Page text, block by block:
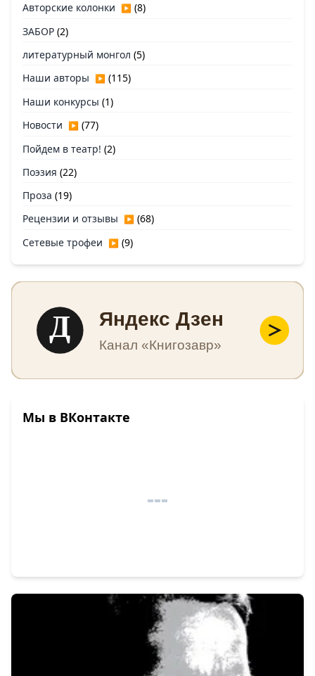
Авторские колонки ▶ (8)
ЗАБОР (2)
литературный монгол (5)
Наши авторы ▶ (115)
Наши конкурсы (1)
Новости ▶ (77)
Пойдем в театр! (2)
Поэзия (22)
Проза (19)
Рецензии и отзывы ▶ (68)
Сетевые трофеи ▶ (9)
Д Яндекс Дзен
Канал «Книгозавр»
Мы в ВКонтакте